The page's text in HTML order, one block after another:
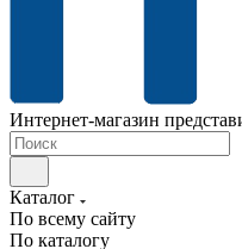
Интернет-магазин
Каталог
По всему сайту
По каталогу